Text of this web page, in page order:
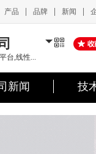
产品 品牌 新闻
台,线性...
新闻 技